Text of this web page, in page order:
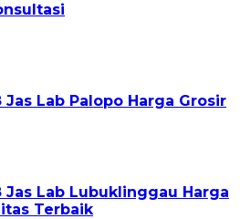
Jas Lab Palopo Harga Grosir
Jas Lab Lubuklinggau Harga
Terbaik